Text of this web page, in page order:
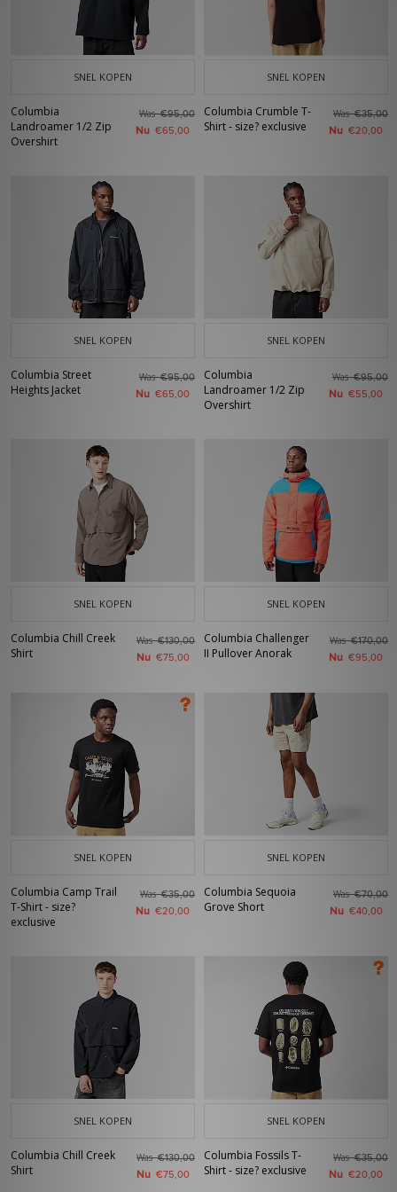
SNEL KOPEN
Columbia
Landroamer 1/2 Zip
Overshirt
Was€95,00
Nu €65,00
SNEL KOPEN
Columbia Crumble T-
Shirt - size? exclusive
Was€35,00
Nu €20,00
SNEL KOPEN
Columbia Street
Heights Jacket
Was€95,00
Nu €65,00
SNEL KOPEN
Columbia
Landroamer 1/2 Zip
Overshirt
Was€95,00
Nu €55,00
SNEL KOPEN
Columbia Chill Creek
Shirt
Was€130,00
Nu €75,00
SNEL KOPEN
Columbia Challenger
II Pullover Anorak
Was€170,00
Nu €95,00
SNEL KOPEN
Columbia Camp Trail
T-Shirt - size?
exclusive
Was€35,00
Nu €20,00
SNEL KOPEN
Columbia Sequoia
Grove Short
Was€70,00
Nu €40,00
SNEL KOPEN
Columbia Chill Creek
Shirt
Was€130,00
Nu €75,00
SNEL KOPEN
Columbia Fossils T-
Shirt - size? exclusive
Was€35,00
Nu €20,00